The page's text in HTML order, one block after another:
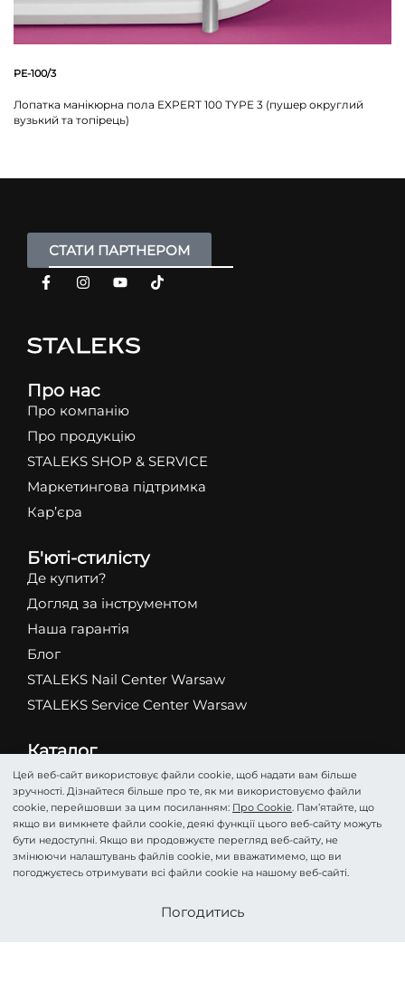
PE-100/3
Лопатка манікюрна пола EXPERT 100 TYPE 3 (пушер округлий
вузький та топірець)
СТАТИ ПАРТНЕРОМ
Про нас
Про компанію
Про продукцію
STALEKS SHOP & SERVICE
Маркетингова підтримка
Кар’єра
Б'юті-стилісту
Де купити?
Догляд за інструментом
Наша гарантія
Блог
STALEKS Nail Center Warsaw
STALEKS Service Center Warsaw
Каталог
Абразиви
Ножиці
Кусачки
Фрези
Пінцети
Стати партнером
Цей веб-сайт використовує файли cookie, щоб надати вам більше
зручності. Дізнайтеся більше про те, як ми використовуємо файли
cookie, перейшовши за цим посиланням: Про Cookie. Пам’ятайте, що
якщо ви вимкнете файли cookie, деякі функції цього веб-сайту можуть
бути недоступні. Якщо ви продовжуєте перегляд веб-сайту, не
змінюючи налаштувань файлів cookie, ми вважатимемо, що ви
погоджуєтесь отримувати всі файли cookie на нашому веб-сайті.
Погодитись